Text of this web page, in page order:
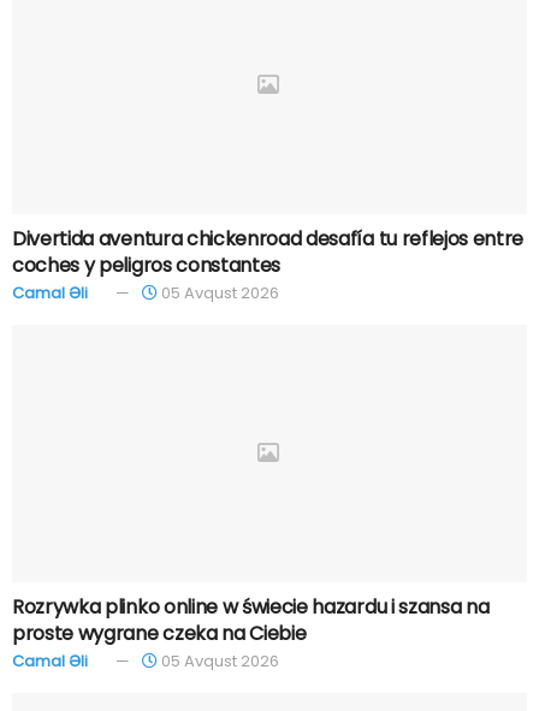
Divertida aventura chickenroad desafía tu reflejos entre
coches y peligros constantes
Camal Əli 05 Avqust 2026
Rozrywka plinko online w świecie hazardu i szansa na
proste wygrane czeka na Ciebie
Camal Əli 05 Avqust 2026